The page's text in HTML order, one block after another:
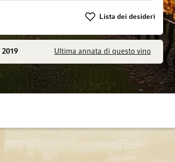
2019 Ultima annata di questo vino
Lista dei desideri